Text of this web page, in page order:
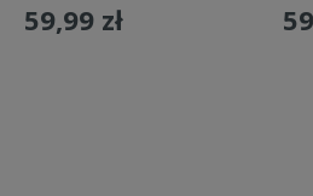
59,99 zł